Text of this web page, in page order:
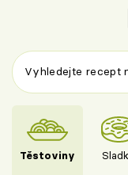
Těstoviny